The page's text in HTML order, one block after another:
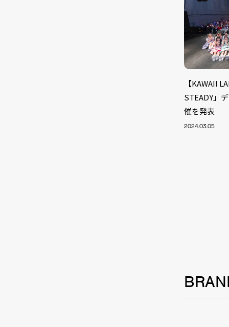
【KAWAII
STEADY」
催を発表
2024.03.05
ABOUT